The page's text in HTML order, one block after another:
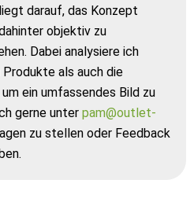
liegt darauf, das Konzept
objektiv zu
Dabei analysiere ich
als auch die
ein umfassendes Bild zu
gerne unter pam@outlet-
zu stellen oder Feedback